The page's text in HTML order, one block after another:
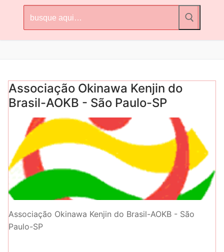
conteúdo
por:
Associação Okinawa Kenjin do
Brasil-AOKB - São Paulo-SP
Associação Okinawa Kenjin do Brasil-AOKB - São
Paulo-SP